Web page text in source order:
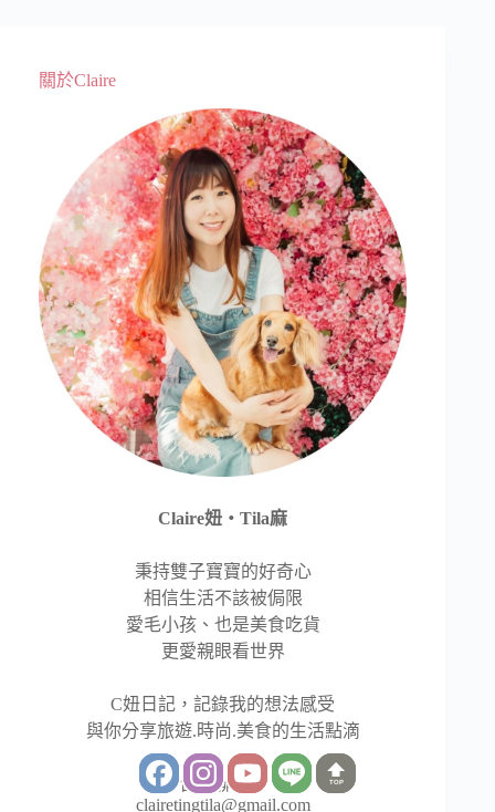
關於Claire
Claire妞‧Tila麻
秉持雙子寶寶的好奇心
相信生活不該被侷限
愛毛小孩、也是美食吃貨
更愛親眼看世界
C妞日記，記錄我的想法感受
與你分享旅遊.時尚.美食的生活點滴
合作聯繫：
clairetingtila@gmail.com
TOP